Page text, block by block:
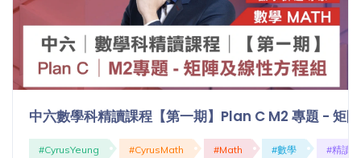
中六數學科精讀課程【第一期】Plan C M2 專題 - 矩
#CyrusYeung #CyrusMath #Math #數學 #精讀